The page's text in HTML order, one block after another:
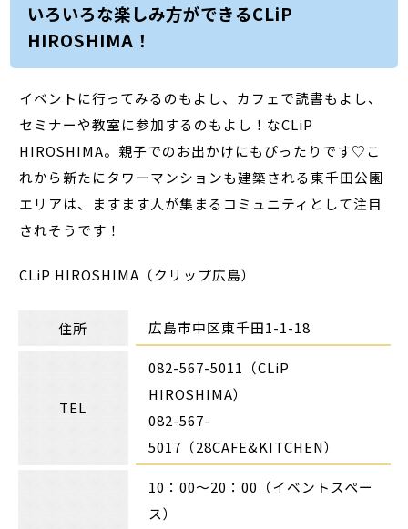
いろいろな楽しみ方ができるCLiP
HIROSHIMA！
イベントに行ってみるのもよし、カフェで読書もよし、
セミナーや教室に参加するのもよし！なCLiP
HIROSHIMA。親子でのお出かけにもぴったりです♡こ
れから新たにタワーマンションも建築される東千田公園
エリアは、ますます人が集まるコミュニティとして注目
されそうです！
CLiP HIROSHIMA（クリップ広島）
住所 広島市中区東千田1-1-18
TEL
082-567-5011（CLiP
HIROSHIMA）
082-567-
5017（28CAFE&KITCHEN）
10：00～20：00（イベントスペー
ス）